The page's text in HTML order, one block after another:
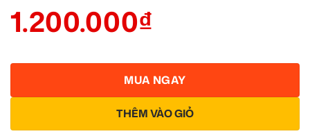
1.200.000₫
THÊM VÀO GIỎ
MUA NGAY